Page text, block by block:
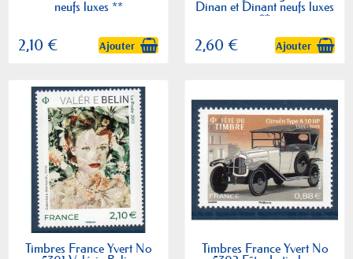
neufs luxes **
2,10 € Ajouter
Dinan et Dinant neufs luxes
**
2,60 € Ajouter
Timbres France Yvert No Timbres France Yvert No